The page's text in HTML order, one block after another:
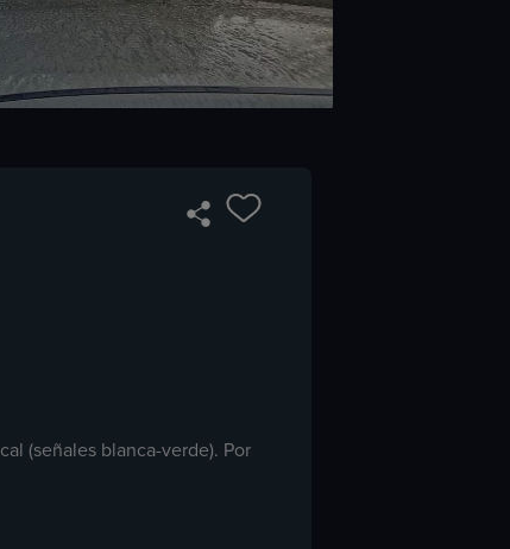
(señales blanca-verde). Por